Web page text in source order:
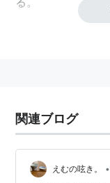
関連ブログ
えむの呟き。 •